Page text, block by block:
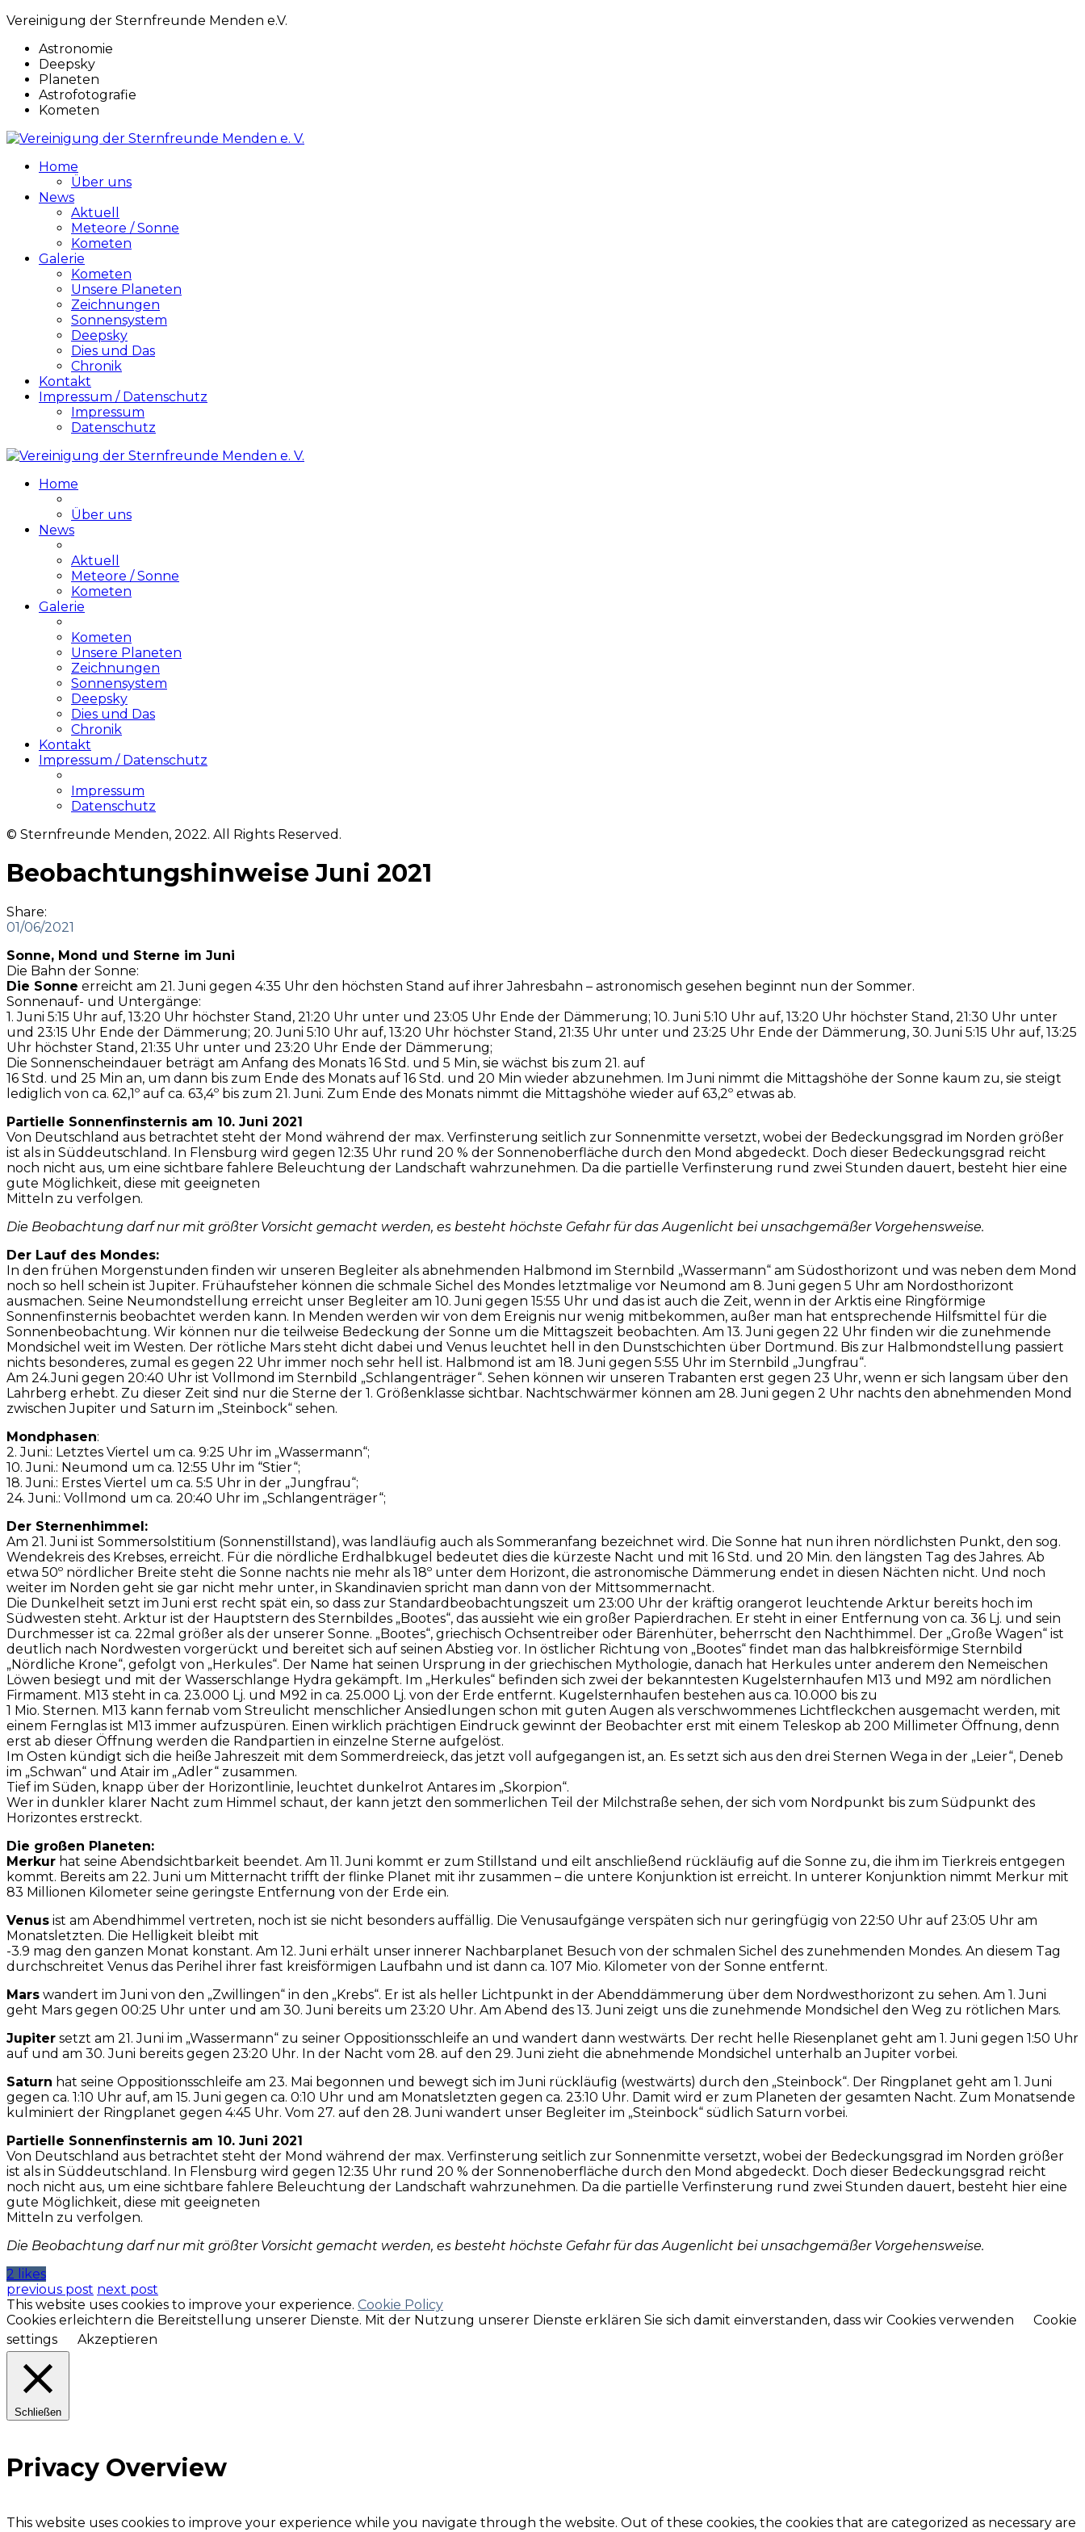
Vereinigung der Sternfreunde Menden e.V.
Astronomie
Deepsky
Planeten
Astrofotografie
Kometen
Home
Über uns
News
Aktuell
Meteore / Sonne
Kometen
Galerie
Kometen
Unsere Planeten
Zeichnungen
Sonnensystem
Deepsky
Dies und Das
Chronik
Kontakt
Impressum / Datenschutz
Impressum
Datenschutz
Home
Über uns
News
Aktuell
Meteore / Sonne
Kometen
Galerie
Kometen
Unsere Planeten
Zeichnungen
Sonnensystem
Deepsky
Dies und Das
Chronik
Kontakt
Impressum / Datenschutz
Impressum
Datenschutz
© Sternfreunde Menden, 2022. All Rights Reserved.
Beobachtungshinweise Juni 2021
Share:
01/06/2021
Sonne, Mond und Sterne im Juni
Die Bahn der Sonne:
Die Sonne erreicht am 21. Juni gegen 4:35 Uhr den höchsten Stand auf ihrer Jahresbahn – astronomisch gesehen beginnt nun der Sommer.
Sonnenauf- und Untergänge:
1. Juni 5:15 Uhr auf, 13:20 Uhr höchster Stand, 21:20 Uhr unter und 23:05 Uhr Ende der Dämmerung; 10. Juni 5:10 Uhr auf, 13:20 Uhr höchster Stand, 21:30 Uhr unter
und 23:15 Uhr Ende der Dämmerung; 20. Juni 5:10 Uhr auf, 13:20 Uhr höchster Stand, 21:35 Uhr unter und 23:25 Uhr Ende der Dämmerung, 30. Juni 5:15 Uhr auf, 13:25
Uhr höchster Stand, 21:35 Uhr unter und 23:20 Uhr Ende der Dämmerung;
Die Sonnenscheindauer beträgt am Anfang des Monats 16 Std. und 5 Min, sie wächst bis zum 21. auf
16 Std. und 25 Min an, um dann bis zum Ende des Monats auf 16 Std. und 20 Min wieder abzunehmen. Im Juni nimmt die Mittagshöhe der Sonne kaum zu, sie steigt
lediglich von ca. 62,1º auf ca. 63,4º bis zum 21. Juni. Zum Ende des Monats nimmt die Mittagshöhe wieder auf 63,2º etwas ab.
Partielle Sonnenfinsternis am 10. Juni 2021
Von Deutschland aus betrachtet steht der Mond während der max. Verfinsterung seitlich zur Sonnenmitte versetzt, wobei der Bedeckungsgrad im Norden größer
ist als in Süddeutschland. In Flensburg wird gegen 12:35 Uhr rund 20 % der Sonnenoberfläche durch den Mond abgedeckt. Doch dieser Bedeckungsgrad reicht
noch nicht aus, um eine sichtbare fahlere Beleuchtung der Landschaft wahrzunehmen. Da die partielle Verfinsterung rund zwei Stunden dauert, besteht hier eine
gute Möglichkeit, diese mit geeigneten
Mitteln zu verfolgen.
Die Beobachtung darf nur mit größter Vorsicht gemacht werden, es besteht höchste Gefahr für das Augenlicht bei unsachgemäßer Vorgehensweise.
Der Lauf des Mondes:
In den frühen Morgenstunden finden wir unseren Begleiter als abnehmenden Halbmond im Sternbild „Wassermann“ am Südosthorizont und was neben dem Mond
noch so hell schein ist Jupiter. Frühaufsteher können die schmale Sichel des Mondes letztmalige vor Neumond am 8. Juni gegen 5 Uhr am Nordosthorizont
ausmachen. Seine Neumondstellung erreicht unser Begleiter am 10. Juni gegen 15:55 Uhr und das ist auch die Zeit, wenn in der Arktis eine Ringförmige
Sonnenfinsternis beobachtet werden kann. In Menden werden wir von dem Ereignis nur wenig mitbekommen, außer man hat entsprechende Hilfsmittel für die
Sonnenbeobachtung. Wir können nur die teilweise Bedeckung der Sonne um die Mittagszeit beobachten. Am 13. Juni gegen 22 Uhr finden wir die zunehmende
Mondsichel weit im Westen. Der rötliche Mars steht dicht dabei und Venus leuchtet hell in den Dunstschichten über Dortmund. Bis zur Halbmondstellung passiert
nichts besonderes, zumal es gegen 22 Uhr immer noch sehr hell ist. Halbmond ist am 18. Juni gegen 5:55 Uhr im Sternbild „Jungfrau“.
Am 24.Juni gegen 20:40 Uhr ist Vollmond im Sternbild „Schlangenträger“. Sehen können wir unseren Trabanten erst gegen 23 Uhr, wenn er sich langsam über den
Lahrberg erhebt. Zu dieser Zeit sind nur die Sterne der 1. Größenklasse sichtbar. Nachtschwärmer können am 28. Juni gegen 2 Uhr nachts den abnehmenden Mond
zwischen Jupiter und Saturn im „Steinbock“ sehen.
Mondphasen:
2. Juni.: Letztes Viertel um ca. 9:25 Uhr im „Wassermann“;
10. Juni.: Neumond um ca. 12:55 Uhr im “Stier“;
18. Juni.: Erstes Viertel um ca. 5:5 Uhr in der „Jungfrau“;
24. Juni.: Vollmond um ca. 20:40 Uhr im „Schlangenträger“;
Der Sternenhimmel:
Am 21. Juni ist Sommersolstitium (Sonnenstillstand), was landläufig auch als Sommeranfang bezeichnet wird. Die Sonne hat nun ihren nördlichsten Punkt, den sog.
Wendekreis des Krebses, erreicht. Für die nördliche Erdhalbkugel bedeutet dies die kürzeste Nacht und mit 16 Std. und 20 Min. den längsten Tag des Jahres. Ab
etwa 50º nördlicher Breite steht die Sonne nachts nie mehr als 18º unter dem Horizont, die astronomische Dämmerung endet in diesen Nächten nicht. Und noch
weiter im Norden geht sie gar nicht mehr unter, in Skandinavien spricht man dann von der Mittsommernacht.
Die Dunkelheit setzt im Juni erst recht spät ein, so dass zur Standardbeobachtungszeit um 23:00 Uhr der kräftig orangerot leuchtende Arktur bereits hoch im
Südwesten steht. Arktur ist der Hauptstern des Sternbildes „Bootes“, das aussieht wie ein großer Papierdrachen. Er steht in einer Entfernung von ca. 36 Lj. und sein
Durchmesser ist ca. 22mal größer als der unserer Sonne. „Bootes“, griechisch Ochsentreiber oder Bärenhüter, beherrscht den Nachthimmel. Der „Große Wagen“ ist
deutlich nach Nordwesten vorgerückt und bereitet sich auf seinen Abstieg vor. In östlicher Richtung von „Bootes“ findet man das halbkreisförmige Sternbild
„Nördliche Krone“, gefolgt von „Herkules“. Der Name hat seinen Ursprung in der griechischen Mythologie, danach hat Herkules unter anderem den Nemeischen
Löwen besiegt und mit der Wasserschlange Hydra gekämpft. Im „Herkules“ befinden sich zwei der bekanntesten Kugelsternhaufen M13 und M92 am nördlichen
Firmament. M13 steht in ca. 23.000 Lj. und M92 in ca. 25.000 Lj. von der Erde entfernt. Kugelsternhaufen bestehen aus ca. 10.000 bis zu
1 Mio. Sternen. M13 kann fernab vom Streulicht menschlicher Ansiedlungen schon mit guten Augen als verschwommenes Lichtfleckchen ausgemacht werden, mit
einem Fernglas ist M13 immer aufzuspüren. Einen wirklich prächtigen Eindruck gewinnt der Beobachter erst mit einem Teleskop ab 200 Millimeter Öffnung, denn
erst ab dieser Öffnung werden die Randpartien in einzelne Sterne aufgelöst.
Im Osten kündigt sich die heiße Jahreszeit mit dem Sommerdreieck, das jetzt voll aufgegangen ist, an. Es setzt sich aus den drei Sternen Wega in der „Leier“, Deneb
im „Schwan“ und Atair im „Adler“ zusammen.
Tief im Süden, knapp über der Horizontlinie, leuchtet dunkelrot Antares im „Skorpion“.
Wer in dunkler klarer Nacht zum Himmel schaut, der kann jetzt den sommerlichen Teil der Milchstraße sehen, der sich vom Nordpunkt bis zum Südpunkt des
Horizontes erstreckt.
Die großen Planeten:
Merkur hat seine Abendsichtbarkeit beendet. Am 11. Juni kommt er zum Stillstand und eilt anschließend rückläufig auf die Sonne zu, die ihm im Tierkreis entgegen
kommt. Bereits am 22. Juni um Mitternacht trifft der flinke Planet mit ihr zusammen – die untere Konjunktion ist erreicht. In unterer Konjunktion nimmt Merkur mit
83 Millionen Kilometer seine geringste Entfernung von der Erde ein.
Venus ist am Abendhimmel vertreten, noch ist sie nicht besonders auffällig. Die Venusaufgänge verspäten sich nur geringfügig von 22:50 Uhr auf 23:05 Uhr am
Monatsletzten. Die Helligkeit bleibt mit
-3.9 mag den ganzen Monat konstant. Am 12. Juni erhält unser innerer Nachbarplanet Besuch von der schmalen Sichel des zunehmenden Mondes. An diesem Tag
durchschreitet Venus das Perihel ihrer fast kreisförmigen Laufbahn und ist dann ca. 107 Mio. Kilometer von der Sonne entfernt.
Mars wandert im Juni von den „Zwillingen“ in den „Krebs“. Er ist als heller Lichtpunkt in der Abenddämmerung über dem Nordwesthorizont zu sehen. Am 1. Juni
geht Mars gegen 00:25 Uhr unter und am 30. Juni bereits um 23:20 Uhr. Am Abend des 13. Juni zeigt uns die zunehmende Mondsichel den Weg zu rötlichen Mars.
Jupiter setzt am 21. Juni im „Wassermann“ zu seiner Oppositionsschleife an und wandert dann westwärts. Der recht helle Riesenplanet geht am 1. Juni gegen 1:50 Uhr
auf und am 30. Juni bereits gegen 23:20 Uhr. In der Nacht vom 28. auf den 29. Juni zieht die abnehmende Mondsichel unterhalb an Jupiter vorbei.
Saturn hat seine Oppositionsschleife am 23. Mai begonnen und bewegt sich im Juni rückläufig (westwärts) durch den „Steinbock“. Der Ringplanet geht am 1. Juni
gegen ca. 1:10 Uhr auf, am 15. Juni gegen ca. 0:10 Uhr und am Monatsletzten gegen ca. 23:10 Uhr. Damit wird er zum Planeten der gesamten Nacht. Zum Monatsende
kulminiert der Ringplanet gegen 4:45 Uhr. Vom 27. auf den 28. Juni wandert unser Begleiter im „Steinbock“ südlich Saturn vorbei.
Partielle Sonnenfinsternis am 10. Juni 2021
Von Deutschland aus betrachtet steht der Mond während der max. Verfinsterung seitlich zur Sonnenmitte versetzt, wobei der Bedeckungsgrad im Norden größer
ist als in Süddeutschland. In Flensburg wird gegen 12:35 Uhr rund 20 % der Sonnenoberfläche durch den Mond abgedeckt. Doch dieser Bedeckungsgrad reicht
noch nicht aus, um eine sichtbare fahlere Beleuchtung der Landschaft wahrzunehmen. Da die partielle Verfinsterung rund zwei Stunden dauert, besteht hier eine
gute Möglichkeit, diese mit geeigneten
Mitteln zu verfolgen.
Die Beobachtung darf nur mit größter Vorsicht gemacht werden, es besteht höchste Gefahr für das Augenlicht bei unsachgemäßer Vorgehensweise.
2 likes
previous post next post
This website uses cookies to improve your experience. Cookie Policy
Cookies erleichtern die Bereitstellung unserer Dienste. Mit der Nutzung unserer Dienste erklären Sie sich damit einverstanden, dass wir Cookies verwenden
Cookie
settings
Akzeptieren
Schließen
Privacy Overview
This website uses cookies to improve your experience while you navigate through the website. Out of these cookies, the cookies that are categorized as necessary are